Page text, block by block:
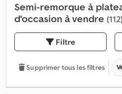
Semi-remorque à
d'occasion à vendre (112)
Filtre
Supprimer tous les filtres